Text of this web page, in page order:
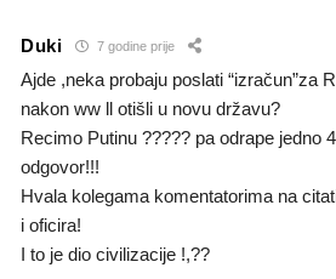
Duki 7 godine prije
Ajde ,neka probaju poslati “izračun”za
nakon ww ll otišli u novu državu?
Recimo Putinu ????? pa odrape jedno
odgovor!!!
Hvala kolegama komentatorima na
i oficira!
I to je dio civilizacije !,??